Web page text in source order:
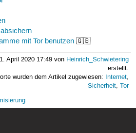
mit Tor benutzen 🇬🇧
April 2020 17:49 von Heinrich_Schwietering
erstellt.
wurden dem Artikel zugewiesen: Internet,
Sicherheit,Tor